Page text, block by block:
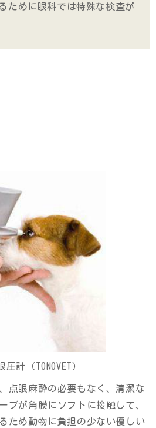
ために眼科では特殊な検査が
計（TONOVET）
点眼麻酔の必要もなく、清潔な
ブが角膜にソフトに接触して、
ため動物に負担の少ない優しい